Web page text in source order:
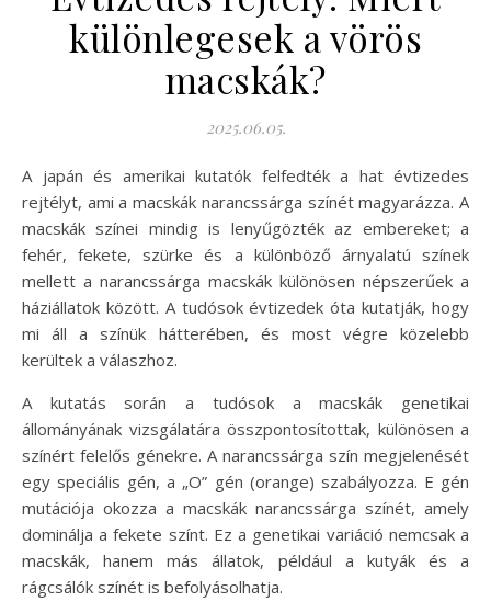
különlegesek a vörös
macskák?
2025.06.05.
A japán és amerikai kutatók felfedték a hat évtizedes
rejtélyt, ami a macskák narancssárga színét magyarázza. A
macskák színei mindig is lenyűgözték az embereket; a
fehér, fekete, szürke és a különböző árnyalatú színek
mellett a narancssárga macskák különösen népszerűek a
háziállatok között. A tudósok évtizedek óta kutatják, hogy
mi áll a színük hátterében, és most végre közelebb
kerültek a válaszhoz.
A kutatás során a tudósok a macskák genetikai
állományának vizsgálatára összpontosítottak, különösen a
színért felelős génekre. A narancssárga szín megjelenését
egy speciális gén, a „O” gén (orange) szabályozza. E gén
mutációja okozza a macskák narancssárga színét, amely
dominálja a fekete színt. Ez a genetikai variáció nemcsak a
macskák, hanem más állatok, például a kutyák és a
rágcsálók színét is befolyásolhatja.